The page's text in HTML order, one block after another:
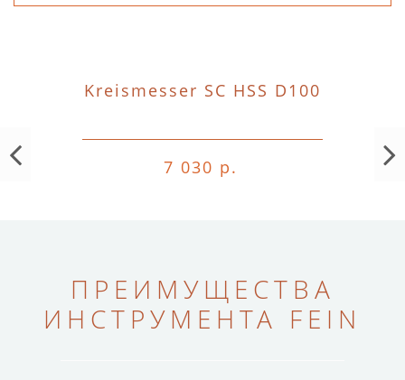
Kreismesser SC HSS D100
7 030 р.
ПРЕИМУЩЕСТВА
ИНСТРУМЕНТА FEIN